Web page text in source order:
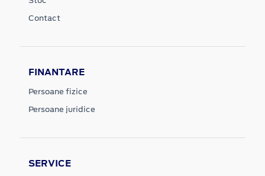
Contact
FINANTARE
Persoane fizice
Persoane juridice
SERVICE